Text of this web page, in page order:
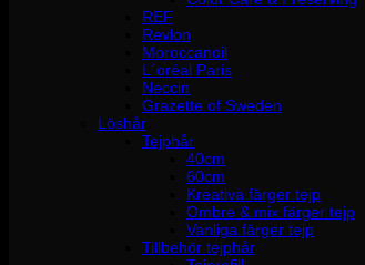
REF
Revlon
Moroccanoil
L´oréal Paris
Neccin
Grazette of Sweden
Löshår
Tejphår
40cm
60cm
Kreativa färger tejp
Ombre & mix färger tejp
Vanliga färger tejp
Tillbehör tejphår